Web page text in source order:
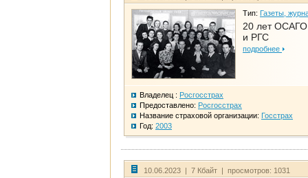
Тип: Газеты,
20 лет
и РГС
подробнее
Владелец : Росгосстрах
Предоставлено: Росгосстрах
Название страховой организации: Госстрах
Год: 2003
10.06.2023 | 7 Кбайт | просмотров: 1031